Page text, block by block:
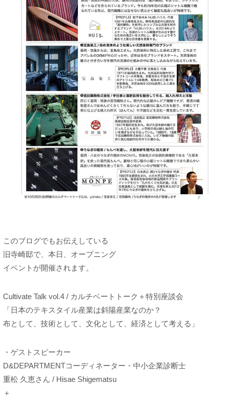
このブログでもお伝えしている
旧寺崎邸で、本日、オープニング
イベントが開催されます。
Cultivate Talk vol.4 / カルチベートトーク＋特別座談会
「日本のテキスタイル産業は斜陽産業なのか？
布として、技術として、文化として、経済として考える」
・ゲストスピーカー
D&DEPARTMENTコーディネーター・中小企業診断士
重松 久恵さん / Hisae Shigematsu
＋